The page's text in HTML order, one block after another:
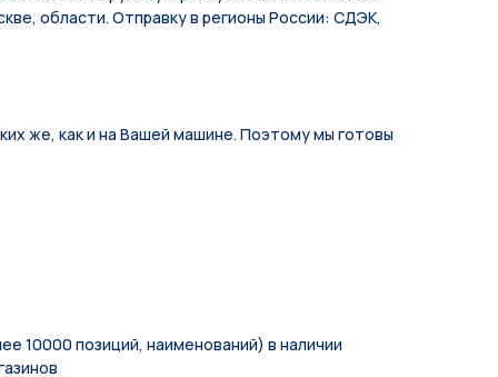
области. Отправку в регионы России: СДЭК,
же, как и на Вашей машине. Поэтому мы готовы
10000 позиций, наименований) в наличии